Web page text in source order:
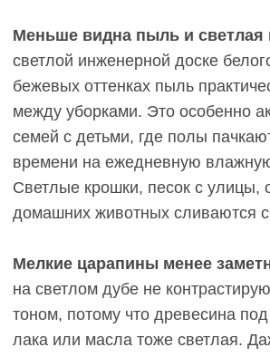
Светлая инженерная доска визуально расширяет
Тёмный паркет:
практичность в деталях
Тёмные оттенки — выбор для тех, кто